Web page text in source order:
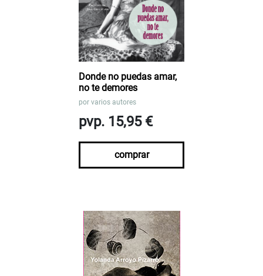
Donde no puedas amar,
no te demores
por varios autores
pvp. 15,95 €
comprar